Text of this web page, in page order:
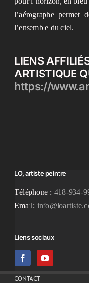
l’aérographe permet
l’ensemble du ciel.
LIENS
ARTISTIQUE
https://
LO, artiste peintre
Téléphone : 418-934-
Email:
Liens sociaux
CONTACT